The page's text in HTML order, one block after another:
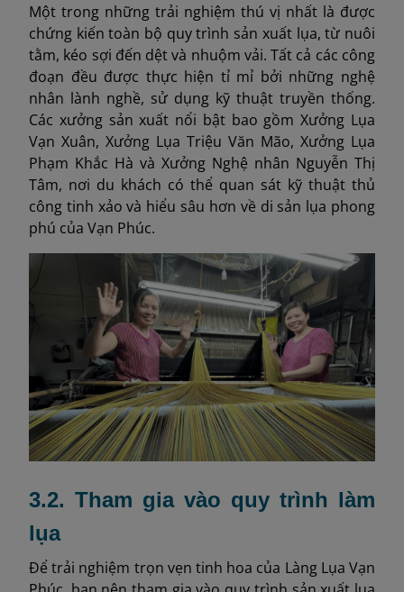
Một trong những trải nghiệm thú vị nhất là được
chứng kiến toàn bộ quy trình sản xuất lụa, từ nuôi
tằm, kéo sợi đến dệt và nhuộm vải. Tất cả các công
đoạn đều được thực hiện tỉ mỉ bởi những nghệ
nhân lành nghề, sử dụng kỹ thuật truyền thống.
Các xưởng sản xuất nổi bật bao gồm Xưởng Lụa
Vạn Xuân, Xưởng Lụa Triệu Văn Mão, Xưởng Lụa
Phạm Khắc Hà và Xưởng Nghệ nhân Nguyễn Thị
Tâm, nơi du khách có thể quan sát kỹ thuật thủ
công tinh xảo và hiểu sâu hơn về di sản lụa phong
phú của Vạn Phúc.
3.2. Tham gia vào quy trình làm
lụa
Để trải nghiệm trọn vẹn tinh hoa của Làng Lụa Vạn